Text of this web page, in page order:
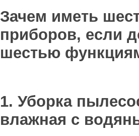
Зачем иметь
приборов, если
шестью
1. Уборка
влажная с